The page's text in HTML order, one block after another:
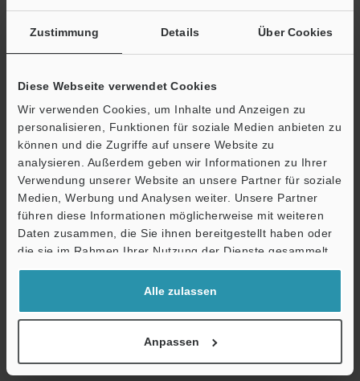
Zustimmung Details Über Cookies
Diese Webseite verwendet Cookies
Wir verwenden Cookies, um Inhalte und Anzeigen zu
personalisieren, Funktionen für soziale Medien anbieten zu
können und die Zugriffe auf unsere Website zu
analysieren. Außerdem geben wir Informationen zu Ihrer
Verwendung unserer Website an unsere Partner für soziale
Medien, Werbung und Analysen weiter. Unsere Partner
führen diese Informationen möglicherweise mit weiteren
Daten zusammen, die Sie ihnen bereitgestellt haben oder
die sie im Rahmen Ihrer Nutzung der Dienste gesammelt
haben.
Alle zulassen
Anpassen
Andere Modelle
Technische Leitfäden
Datenblatt (PDF)
CAD / CAE
Handbücher
Testgerät anfordern